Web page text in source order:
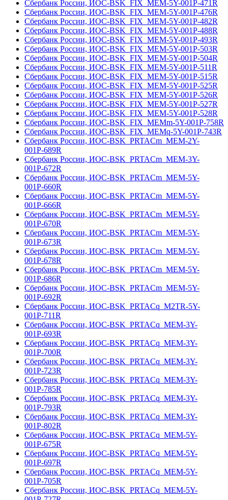
Сбербанк России, ИОС-BSK_FIX_MEM-5Y-001Р-471R
Сбербанк России, ИОС-BSK_FIX_MEM-5Y-001Р-476R
Сбербанк России, ИОС-BSK_FIX_MEM-5Y-001Р-482R
Сбербанк России, ИОС-BSK_FIX_MEM-5Y-001Р-488R
Сбербанк России, ИОС-BSK_FIX_MEM-5Y-001Р-493R
Сбербанк России, ИОС-BSK_FIX_MEM-5Y-001Р-503R
Сбербанк России, ИОС-BSK_FIX_MEM-5Y-001Р-504R
Сбербанк России, ИОС-BSK_FIX_MEM-5Y-001Р-511R
Сбербанк России, ИОС-BSK_FIX_MEM-5Y-001Р-515R
Сбербанк России, ИОС-BSK_FIX_MEM-5Y-001Р-525R
Сбербанк России, ИОС-BSK_FIX_MEM-5Y-001Р-526R
Сбербанк России, ИОС-BSK_FIX_MEM-5Y-001Р-527R
Сбербанк России, ИОС-BSK_FIX_MEM-5Y-001Р-528R
Сбербанк России, ИОС-BSK_FIX_MEMm-5Y-001Р-758R
Сбербанк России, ИОС-BSK_FIX_MEMq-5Y-001Р-743R
Сбербанк России, ИОС-BSK_PRTACm_MEM-2Y-
001Р-689R
Сбербанк России, ИОС-BSK_PRTACm_MEM-3Y-
001Р-672R
Сбербанк России, ИОС-BSK_PRTACm_MEM-5Y-
001Р-660R
Сбербанк России, ИОС-BSK_PRTACm_MEM-5Y-
001Р-666R
Сбербанк России, ИОС-BSK_PRTACm_MEM-5Y-
001Р-670R
Сбербанк России, ИОС-BSK_PRTACm_MEM-5Y-
001Р-673R
Сбербанк России, ИОС-BSK_PRTACm_MEM-5Y-
001Р-678R
Сбербанк России, ИОС-BSK_PRTACm_MEM-5Y-
001Р-686R
Сбербанк России, ИОС-BSK_PRTACm_MEM-5Y-
001Р-692R
Сбербанк России, ИОС-BSK_PRTACq_M2TR-5Y-
001Р-711R
Сбербанк России, ИОС-BSK_PRTACq_MEM-3Y-
001Р-693R
Сбербанк России, ИОС-BSK_PRTACq_MEM-3Y-
001Р-700R
Сбербанк России, ИОС-BSK_PRTACq_MEM-3Y-
001Р-723R
Сбербанк России, ИОС-BSK_PRTACq_MEM-3Y-
001Р-785R
Сбербанк России, ИОС-BSK_PRTACq_MEM-3Y-
001Р-793R
Сбербанк России, ИОС-BSK_PRTACq_MEM-3Y-
001Р-802R
Сбербанк России, ИОС-BSK_PRTACq_MEM-5Y-
001Р-675R
Сбербанк России, ИОС-BSK_PRTACq_MEM-5Y-
001Р-697R
Сбербанк России, ИОС-BSK_PRTACq_MEM-5Y-
001Р-705R
Сбербанк России, ИОС-BSK_PRTACq_MEM-5Y-